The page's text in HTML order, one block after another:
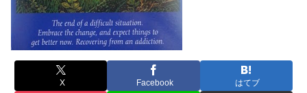
X Facebook はてブ